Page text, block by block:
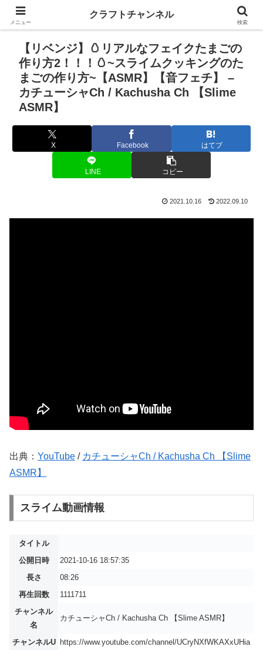
【リベンジ】🥚リアルなフェイクたまごの
作り方2！！！🥚~スライムクッキングのた
まごの作り方~【ASMR】【音フェチ】 –
カチューシャCh / Kachusha Ch 【Slime
ASMR】
X Facebook はてブ
LINE コピー
2021.10.16 2022.09.10
出典： YouTube / カチューシャCh / Kachusha Ch 【Slime
ASMR】
スライム動画情報
タイトル
公開日時
2021-10-16 18:57:35
長さ
08:26
再生回数
1111711
チャンネル
名
カチューシャCh / Kachusha Ch 【Slime ASMR】
チャンネルU
https://www.youtube.com/channel/UCryNXfWKAXxUHia
メニュー
クラフトチャンネル
検索